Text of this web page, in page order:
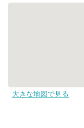
大きな地図で見る